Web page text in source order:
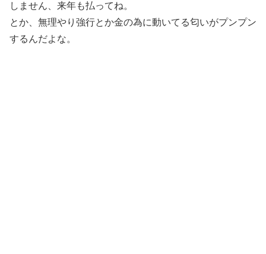
しません、来年も払ってね。
とか、無理やり強行とか金の為に動いてる匂いがプンプン
するんだよな。